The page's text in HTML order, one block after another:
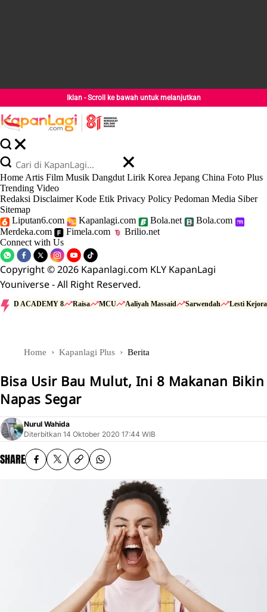
Iklan - Scroll ke bawah untuk melanjutkan
Home Artis Film Musik Dangdut Lirik Korea Jepang China Foto Plus
Trending Video
Redaksi Disclaimer Kode Etik Privacy Policy Pedoman Media Siber
Sitemap
Liputan6.com
Kapanlagi.com Bola.net
Bola.com
Merdeka.com
Fimela.com
Brilio.net
Connect with Us
Copyright © 2026 Kapanlagi.com KLY KapanLagi
Youniverse - All Right Reserved.
D ACADEMY 8 Raisa MCU Aaliyah Massaid Sarwendah Lesti Kejora
Home Kapanlagi Plus Berita
Bisa Usir Bau Mulut, Ini 8 Makanan Bikin
Napas Segar
Nurul Wahida
Diterbitkan 14 Oktober 2020 17:44 WIB
SHARE